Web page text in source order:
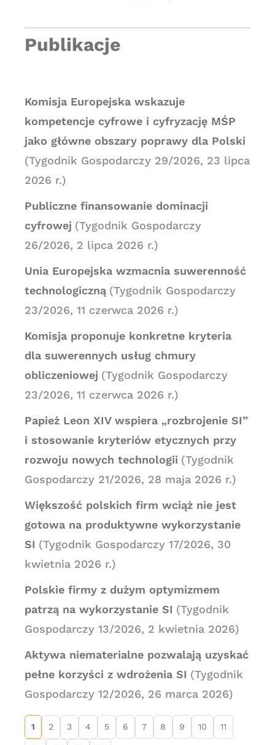
Publikacje
Komisja Europejska wskazuje
kompetencje cyfrowe i cyfryzację MŚP
jako główne obszary poprawy dla Polski
(Tygodnik Gospodarczy 29/2026, 23 lipca
2026 r.)
Publiczne finansowanie dominacji
cyfrowej (Tygodnik Gospodarczy
26/2026, 2 lipca 2026 r.)
Unia Europejska wzmacnia suwerenność
technologiczną (Tygodnik Gospodarczy
23/2026, 11 czerwca 2026 r.)
Komisja proponuje konkretne kryteria
dla suwerennych usług chmury
obliczeniowej (Tygodnik Gospodarczy
23/2026, 11 czerwca 2026 r.)
Papież Leon XIV wspiera „rozbrojenie SI”
i stosowanie kryteriów etycznych przy
rozwoju nowych technologii (Tygodnik
Gospodarczy 21/2026, 28 maja 2026 r.)
Większość polskich firm wciąż nie jest
gotowa na produktywne wykorzystanie
SI (Tygodnik Gospodarczy 17/2026, 30
kwietnia 2026 r.)
Polskie firmy z dużym optymizmem
patrzą na wykorzystanie SI (Tygodnik
Gospodarczy 13/2026, 2 kwietnia 2026)
Aktywa niematerialne pozwalają uzyskać
pełne korzyści z wdrożenia SI (Tygodnik
Gospodarczy 12/2026, 26 marca 2026)
1 2 3 4 5 6 7 8 9 10 11